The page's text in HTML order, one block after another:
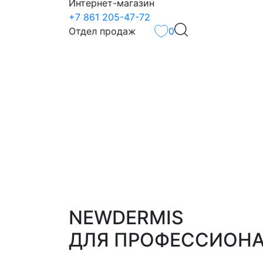
Интернет-магазин
+7 861 205-47-72
Отдел продаж
0
NEWDERMIS
ДЛЯ